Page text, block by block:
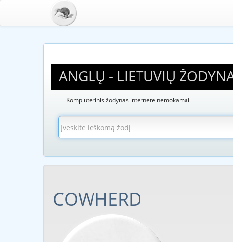
ANGLŲ - LIETUVIŲ
Kompiuterinis žodynas internete nemokamai
COWHERD